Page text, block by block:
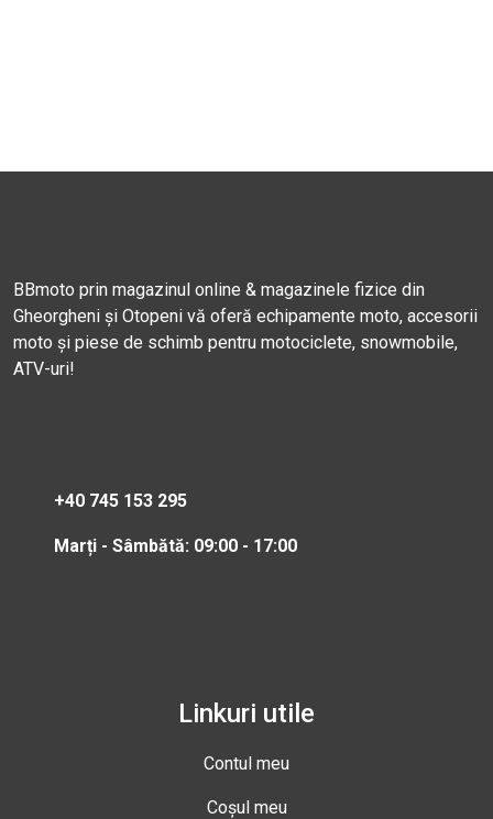
BBmoto prin magazinul online & magazinele fizice din
Gheorgheni și Otopeni vă oferă echipamente moto, accesorii
moto și piese de schimb pentru motociclete, snowmobile,
ATV-uri!
+40 745 153 295
Marți - Sâmbătă: 09:00 - 17:00
Linkuri utile
Contul meu
Coșul meu